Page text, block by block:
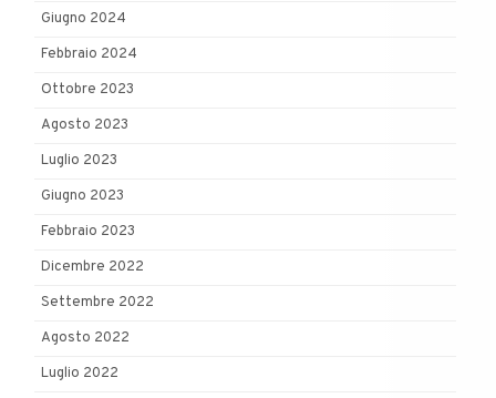
Giugno 2024
Febbraio 2024
Ottobre 2023
Agosto 2023
Luglio 2023
Giugno 2023
Febbraio 2023
Dicembre 2022
Settembre 2022
Agosto 2022
Luglio 2022